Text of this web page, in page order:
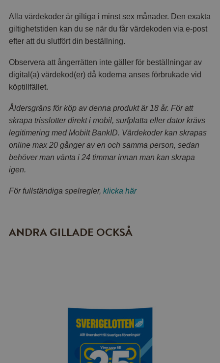
Alla värdekoder är giltiga i minst sex månader. Den exakta
giltighetstiden kan du se när du får värdekoden via e-post
efter att du slutfört din beställning.
Observera att ångerrätten inte gäller för beställningar av
digital(a) värdekod(er) då koderna anses förbrukade vid
köptillfället.
Åldersgräns för köp av denna produkt är 18 år. För att
skrapa trisslotter direkt i mobil, surfplatta eller dator krävs
legitimering med Mobilt BankID. Värdekoder kan skrapas
online max 20 gånger av en och samma person, sedan
behöver man vänta i 24 timmar innan man kan skrapa
igen.
För fullständiga spelregler,klicka här
ANDRA GILLADE OCKSÅ